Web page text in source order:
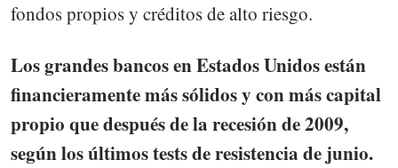
fondos propios y créditos de alto riesgo.
Los grandes bancos en Estados Unidos están
financieramente más sólidos y con más capital
propio que después de la recesión de 2009,
según los últimos tests de resistencia de junio.